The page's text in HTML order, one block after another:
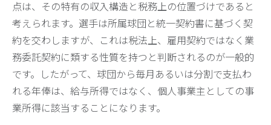
点は、その特有の収入構造と税務上の位置づけであると
考えられます。選手は所属球団と統一契約書に基づく契
約を交わしますが、これは税法上、雇用契約ではなく業
務委託契約に類する性質を持つと判断されるのが一般的
です。したがって、球団から毎月あるいは分割で支払わ
れる年俸は、給与所得ではなく、個人事業主としての事
業所得に該当することになります。